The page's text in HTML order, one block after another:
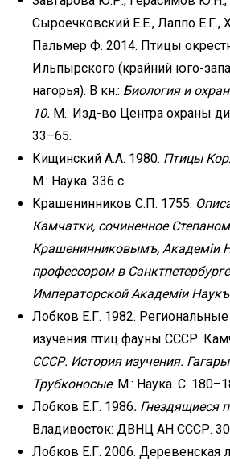
Сыроечковский Е.Е., Лаппо Е.Г.,
Пальмер Ф. 2014. Птицы
Ильпырского (крайний юго-
нагорья). В кн.: Биология и
10. М.: Изд-во Центра охраны
33–65.
Кищинский А.А. 1980. Птицы
М.: Наука. 336 с.
Крашенинников С.П. 1755.
Камчатки, сочиненное
Крашенинниковымъ, Академiи
профессором в
Императорской Академiи
Лобков Е.Г. 1982.
изучения птиц фауны СССР.
СССР. История изучения.
Трубконосые. М.: Наука. С.
Лобков Е.Г. 1986. Гнездящиеся
Владивосток: ДВНЦ АН СССР.
Лобков Е.Г. 2006. Деревенская